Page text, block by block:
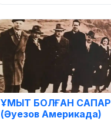
ҰМЫТ БОЛҒАН САПАР
(Әуезов Америкада)